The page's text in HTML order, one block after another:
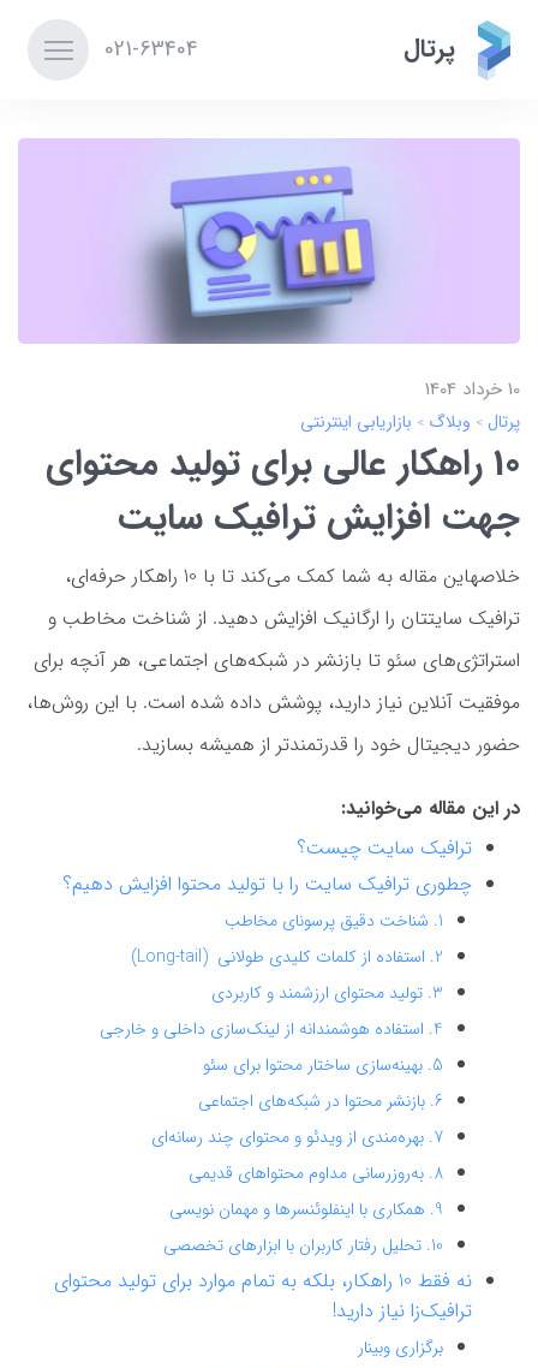
پرتال 021-63404
10 خرداد 1404
پرتال وبلاگ بازاریابی اینترنتی
10 راهکار عالی برای تولید محتوای
جهت افزایش ترافیک سایت
خلاصهاین مقاله به شما کمک می‌کند تا با 10 راهکار حرفه‌ای،
ترافیک سایتتان را ارگانیک افزایش دهید. از شناخت مخاطب و
استراتژی‌های سئو تا بازنشر در شبکه‌های اجتماعی، هر آنچه برای
موفقیت آنلاین نیاز دارید، پوشش داده شده است. با این روش‌ها،
حضور دیجیتال خود را قدرتمندتر از همیشه بسازید.
در این مقاله می‌خوانید:
ترافیک سایت چیست؟
چطوری ترافیک سایت را با تولید محتوا افزایش دهیم؟
1. شناخت دقیق پرسونای مخاطب
2. استفاده از کلمات کلیدی طولانی (Long-tail)
3. تولید محتوای ارزشمند و کاربردی
4. استفاده هوشمندانه از لینک‌سازی داخلی و خارجی
5. بهینه‌سازی ساختار محتوا برای سئو
6. بازنشر محتوا در شبکه‌های اجتماعی
7. بهره‌مندی از ویدئو و محتوای چند رسانه‌ای
8. به‌روزرسانی مداوم محتواهای قدیمی
9. همکاری با اینفلوئنسرها و مهمان ‌نویسی
10. تحلیل رفتار کاربران با ابزارهای تخصصی
نه فقط 10 راهکار، بلکه به تمام موارد برای تولید محتوای
ترافیک‌زا نیاز دارید!
برگزاری وبینار